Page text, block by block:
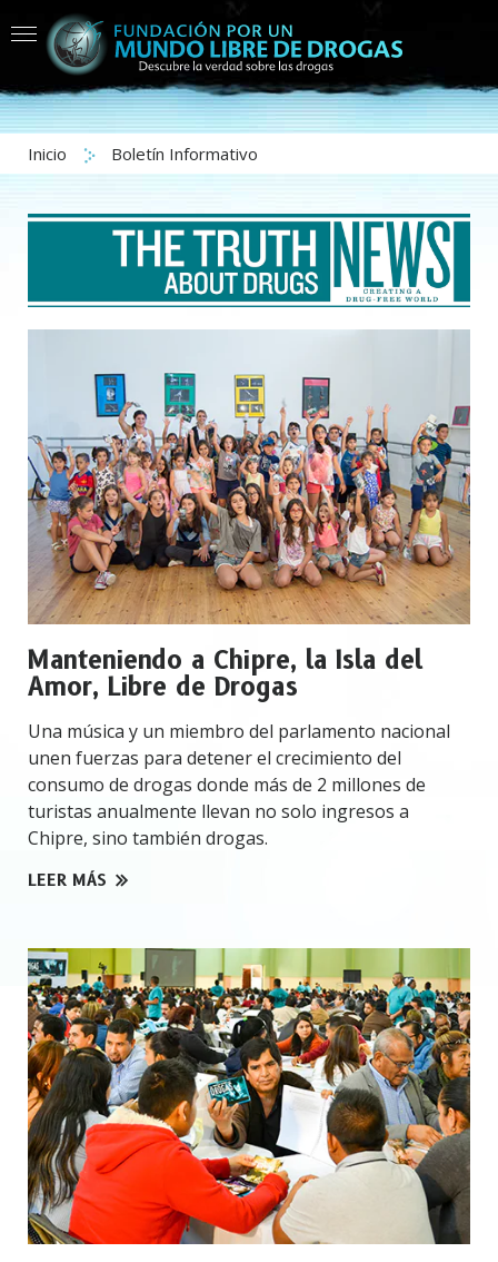
Inicio Boletín Informativo
Manteniendo a Chipre, la Isla del
Amor, Libre de Drogas
Una música y un miembro del parlamento nacional
unen fuerzas para detener el crecimiento del
consumo de drogas donde más de 2 millones de
turistas anualmente llevan no solo ingresos a
Chipre, sino también drogas.
LEER MÁS